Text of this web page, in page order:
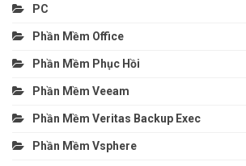
PC
Phần Mềm Office
Phần Mềm Phục Hồi
Phần Mềm Veeam
Phần Mềm Veritas Backup Exec
Phần Mềm Vsphere